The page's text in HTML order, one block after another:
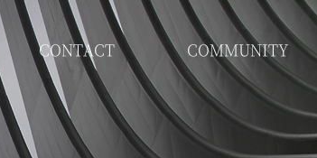
CONTACT COMMUNITY